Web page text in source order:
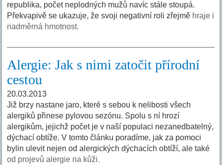
republika, počet neplodných mužů navíc stále stoupá.
Překvapivě se ukazuje, že svoji negativní roli zřejmě hraje i
nadměrná hmotnost.
Alergie: Jak s nimi zatočit přírodní
cestou
20.03.2013
Již brzy nastane jaro, které s sebou k nelibosti všech
alergiků přinese pylovou sezónu. Spolu s ní hrozí
alergikům, jejichž počet je v naší populaci nezanedbatelný,
dýchací obtíže. V tomto článku poradíme, jak za pomoci
bylin ulevit nejen od alergických dýchacích obtíží, ale také
od projevů alergie na kůži.